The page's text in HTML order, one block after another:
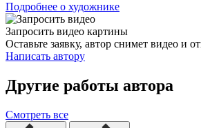
Подробнее о художнике
Запросить видео картины
Оставьте заявку, автор снимет видео и
Написать автору
Другие работы автора
Смотреть все